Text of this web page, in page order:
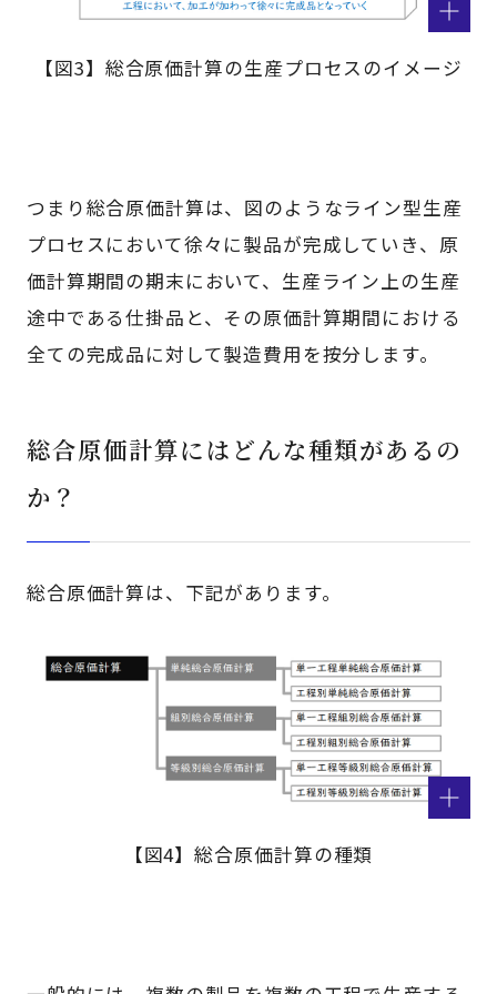
【図3】総合原価計算の生産プロセスのイメージ
つまり総合原価計算は、図のようなライン型生産
プロセスにおいて徐々に製品が完成していき、原
価計算期間の期末において、生産ライン上の生産
途中である仕掛品と、その原価計算期間における
全ての完成品に対して製造費用を按分します。
総合原価計算にはどんな種類があるの
か？
総合原価計算は、下記があります。
【図4】総合原価計算の種類